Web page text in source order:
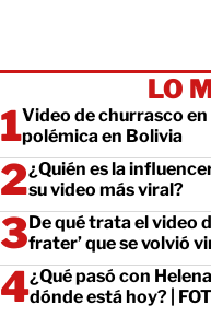
LO
Video de churrasco en
polémica en Bolivia
¿Quién es la
su video más viral?
De qué trata el video
frater’ que se volvió
¿Qué pasó con
dónde está hoy? |